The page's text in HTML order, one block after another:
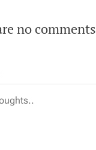
no comments